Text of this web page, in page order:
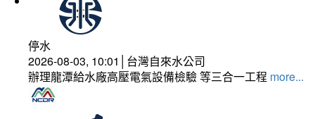
停水
2026-08-03, 10:01│台灣自來水公司
辦理龍潭給水廠高壓電氣設備檢驗 等三合一工程 more...